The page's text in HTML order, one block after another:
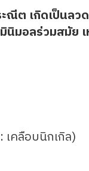
ณีต เกิดเป็น
นิมอลร่วมสมัย
เคลือบนิกเกิล)